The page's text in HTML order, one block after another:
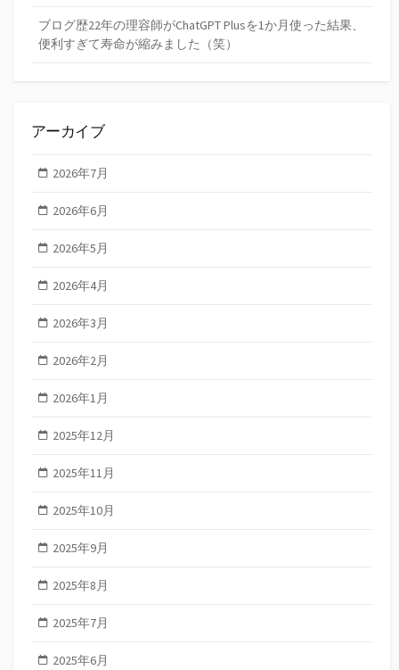
ブログ歴22年の理容師がChatGPT Plusを1か月使った結果、
便利すぎて寿命が縮みました（笑）
アーカイブ
2026年7月
2026年6月
2026年5月
2026年4月
2026年3月
2026年2月
2026年1月
2025年12月
2025年11月
2025年10月
2025年9月
2025年8月
2025年7月
2025年6月